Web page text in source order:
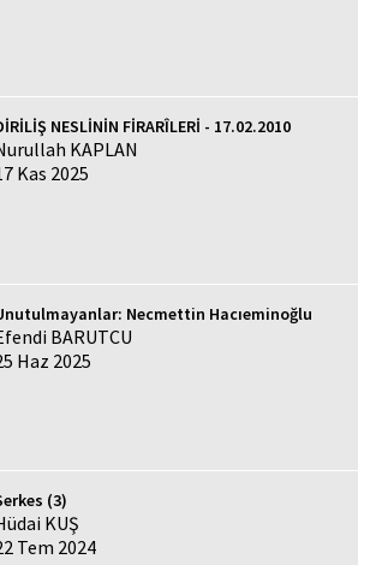
NESLİNİN FİRARÎLERİ - 17.02.2010
KAPLAN
Kas 2025
Necmettin Hacıeminoğlu
BARUTCU
Haz 2025
(3)
KUŞ
Tem 2024